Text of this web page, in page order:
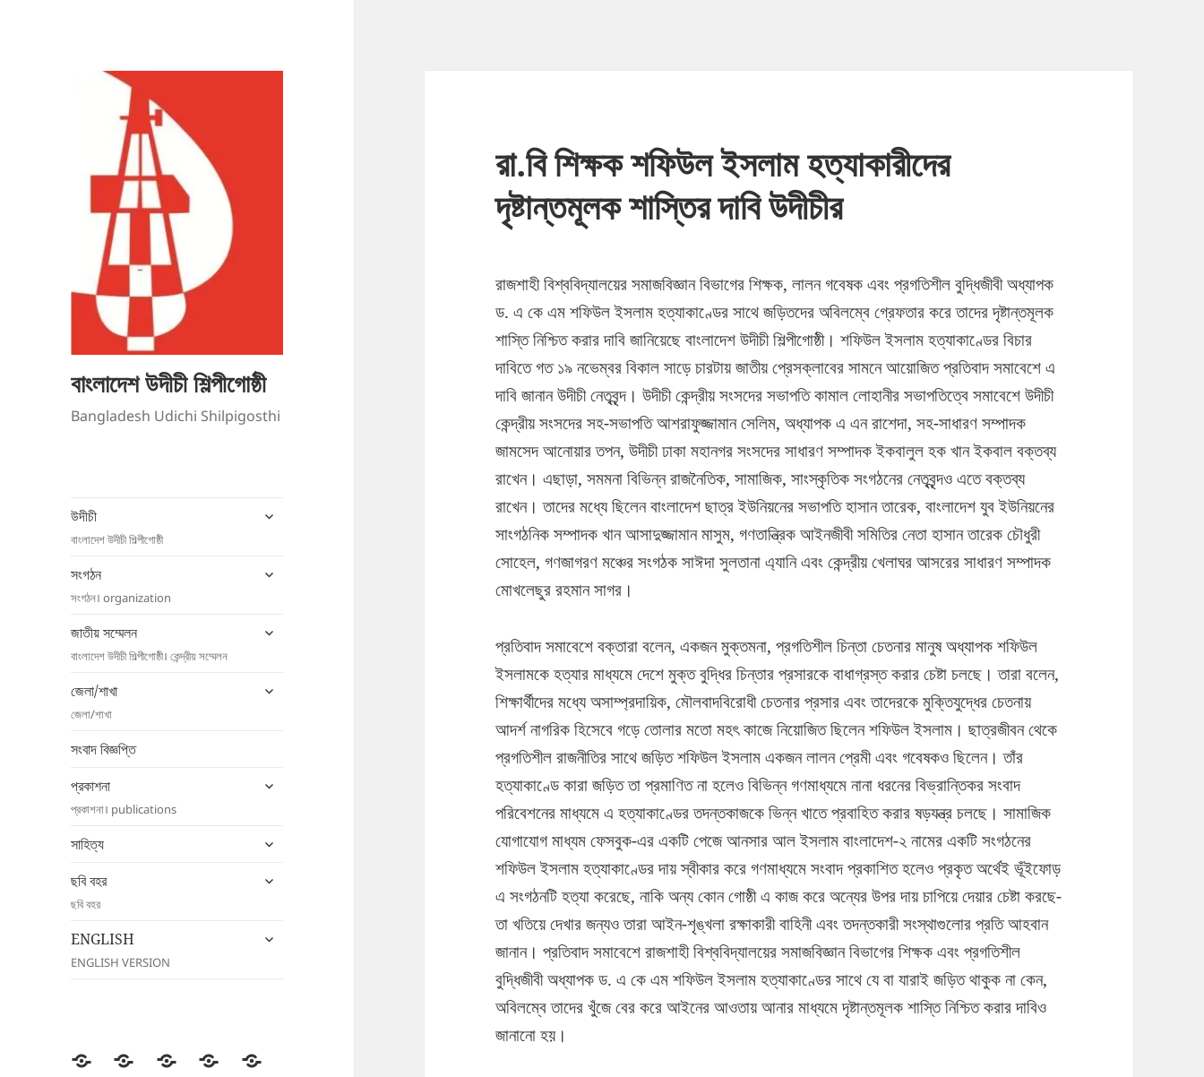
বাংলাদেশ উদীচী শিল্পীগোষ্ঠী
Bangladesh Udichi Shilpigosthi
উদীচী
বাংলাদেশ উদীচী শিল্পীগোষ্ঠী
expand
সংগঠন
সংগঠন। organization
expand
জাতীয় সম্মেলন
বাংলাদেশ উদীচী শিল্পীগোষ্ঠী। কেন্দ্রীয় সম্মেলন
expand
জেলা/শাখা
জেলা/শাখা
expand
সংবাদ বিজ্ঞপ্তি
প্রকাশনা
প্রকাশনা। publications
expand
সাহিত্য
expand
menu
ছবি বহর
ছবি বহর
expand
ENGLISH
ENGLISH VERSION
expand
উদীচী সংগঠন
জাতীয়
জেলা/
সংবাদ
রা.বি শিক্ষক শফিউল ইসলাম হত্যাকারীদের
দৃষ্টান্তমূলক শাস্তির দাবি উদীচীর
রাজশাহী বিশ্ববিদ্যালয়ের সমাজবিজ্ঞান বিভাগের শিক্ষক, লালন গবেষক এবং প্রগতিশীল বুদ্ধিজীবী অধ্যাপক
ড. এ কে এম শফিউল ইসলাম হত্যাকাণ্ডের সাথে জড়িতদের অবিলম্বে গ্রেফতার করে তাদের দৃষ্টান্তমূলক
শাস্তি নিশ্চিত করার দাবি জানিয়েছে বাংলাদেশ উদীচী শিল্পীগোষ্ঠী। শফিউল ইসলাম হত্যাকাণ্ডের বিচার
দাবিতে গত ১৯ নভেম্বর বিকাল সাড়ে চারটায় জাতীয় প্রেসক্লাবের সামনে আয়োজিত প্রতিবাদ সমাবেশে এ
দাবি জানান উদীচী নেতৃবৃন্দ।উদীচী কেন্দ্রীয় সংসদের সভাপতি কামাল লোহানীর সভাপতিত্বে সমাবেশে উদীচী
কেন্দ্রীয় সংসদের সহ-সভাপতি আশরাফুজ্জামান সেলিম, অধ্যাপক এ এন রাশেদা, সহ-সাধারণ সম্পাদক
জামসেদ আনোয়ার তপন, উদীচী ঢাকা মহানগর সংসদের সাধারণ সম্পাদক ইকবালুল হক খান ইকবাল বক্তব্য
রাখেন। এছাড়া, সমমনা বিভিন্ন রাজনৈতিক, সামাজিক, সাংস্কৃতিক সংগঠনের নেতৃবৃন্দও এতে বক্তব্য
রাখেন। তাদের মধ্যে ছিলেন বাংলাদেশ ছাত্র ইউনিয়নের সভাপতি হাসান তারেক, বাংলাদেশ যুব ইউনিয়নের
সাংগঠনিক সম্পাদক খান আসাদুজ্জামান মাসুম, গণতান্ত্রিক আইনজীবী সমিতির নেতা হাসান তারেক চৌধুরী
সোহেল, গণজাগরণ মঞ্চের সংগঠক সাঈদা সুলতানা এ্যানি এবং কেন্দ্রীয় খেলাঘর আসরের সাধারণ সম্পাদক
মোখলেছুর রহমান সাগর।
প্রতিবাদ সমাবেশে বক্তারা বলেন, একজন মুক্তমনা, প্রগতিশীল চিন্তা চেতনার মানুষ অধ্যাপক শফিউল
ইসলামকে হত্যার মাধ্যমে দেশে মুক্ত বুদ্ধির চিন্তার প্রসারকে বাধাগ্রস্ত করার চেষ্টা চলছে। তারা বলেন,
শিক্ষার্থীদের মধ্যে অসাম্প্রদায়িক, মৌলবাদবিরোধী চেতনার প্রসার এবং তাদেরকে মুক্তিযুদ্ধের চেতনায়
আদর্শ নাগরিক হিসেবে গড়ে তোলার মতো মহৎ কাজে নিয়োজিত ছিলেন শফিউল ইসলাম। ছাত্রজীবন থেকে
প্রগতিশীল রাজনীতির সাথে জড়িত শফিউল ইসলাম একজন লালন প্রেমী এবং গবেষকও ছিলেন। তাঁর
হত্যাকাণ্ডে কারা জড়িত তা প্রমাণিত না হলেও বিভিন্ন গণমাধ্যমে নানা ধরনের বিভ্রান্তিকর সংবাদ
পরিবেশনের মাধ্যমে এ হত্যাকাণ্ডের তদন্তকাজকে ভিন্ন খাতে প্রবাহিত করার ষড়যন্ত্র চলছে। সামাজিক
যোগাযোগ মাধ্যম ফেসবুক-এর একটি পেজে আনসার আল ইসলাম বাংলাদেশ-২ নামের একটি সংগঠনের
শফিউল ইসলাম হত্যাকাণ্ডের দায় স্বীকার করে গণমাধ্যমে সংবাদ প্রকাশিত হলেও প্রকৃত অর্থেই ভূঁইফোড়
এ সংগঠনটি হত্যা করেছে, নাকি অন্য কোন গোষ্ঠী এ কাজ করে অন্যের উপর দায় চাপিয়ে দেয়ার চেষ্টা করছে-
তা খতিয়ে দেখার জন্যও তারা আইন-শৃঙ্খলা রক্ষাকারী বাহিনী এবং তদন্তকারী সংস্থাগুলোর প্রতি আহবান
জানান। প্রতিবাদ সমাবেশে রাজশাহী বিশ্ববিদ্যালয়ের সমাজবিজ্ঞান বিভাগের শিক্ষক এবং প্রগতিশীল
বুদ্ধিজীবী অধ্যাপক ড. এ কে এম শফিউল ইসলাম হত্যাকাণ্ডের সাথে যে বা যারাই জড়িত থাকুক না কেন,
অবিলম্বে তাদের খুঁজে বের করে আইনের আওতায় আনার মাধ্যমে দৃষ্টান্তমূলক শাস্তি নিশ্চিত করার দাবিও
জানানো হয়।